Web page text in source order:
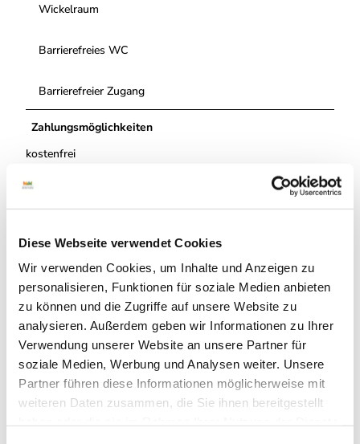
Diese Webseite verwendet Cookies
Wir verwenden Cookies, um Inhalte und Anzeigen zu
personalisieren, Funktionen für soziale Medien anbieten
zu können und die Zugriffe auf unsere Website zu
analysieren. Außerdem geben wir Informationen zu Ihrer
Verwendung unserer Website an unsere Partner für
soziale Medien, Werbung und Analysen weiter. Unsere
Partner führen diese Informationen möglicherweise mit
weiteren Daten zusammen, die Sie ihnen bereitgestellt
Wickelraum
Barrierefreies WC
Barrierefreier Zugang
Zahlungsmöglichkeiten
kostenfrei
Zertifizierung und Gütesiegel - Sonstige
Weitere Infos
- Touristinformation
- Schulmuseum
- Musikschule
- Bücherei
- Sitz des Heimatvereins